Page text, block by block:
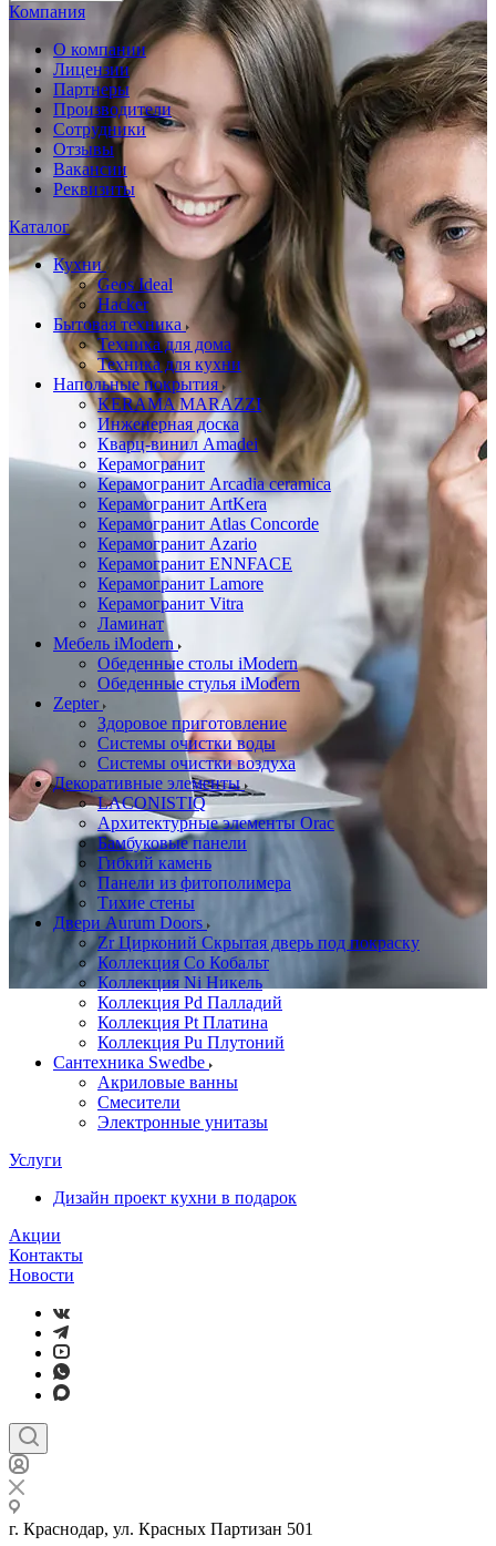
Компания
О компании
Лицензии
Партнеры
Производители
Сотрудники
Отзывы
Вакансии
Реквизиты
Каталог
Кухни
Geos Ideal
Hacker
Бытовая техника
Техника для дома
Техника для кухни
Напольные покрытия
KERAMA MARAZZI
Инженерная доска
Кварц-винил Amadei
Керамогранит
Керамогранит Arcadia ceramica
Керамогранит ArtKera
Керамогранит Atlas Concorde
Керамогранит Azario
Керамогранит ENNFACE
Керамогранит Lamore
Керамогранит Vitra
Ламинат
Мебель iModern
Обеденные столы iModern
Обеденные стулья iModern
Zepter
Здоровое приготовление
Системы очистки воды
Системы очистки воздуха
Декоративные элементы
LACONISTIQ
Архитектурные элементы Orac
Бамбуковые панели
Гибкий камень
Панели из фитополимера
Тихие стены
Двери Aurum Doors
Zr Цирконий Скрытая дверь под покраску
Коллекция Co Кобальт
Коллекция Ni Никель
Коллекция Pd Палладий
Коллекция Pt Платина
Коллекция Pu Плутоний
Сантехника Swedbe
Акриловые ванны
Смесители
Электронные унитазы
Услуги
Дизайн проект кухни в подарок
Акции
Контакты
Новости
г. Краснодар, ул. Красных Партизан 501